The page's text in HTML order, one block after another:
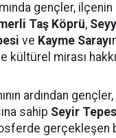
gençler,
Taş Köprü,
ve Kayme Sarayı
kültürel mirası
ardından
sahip Seyir
gerçekleşen